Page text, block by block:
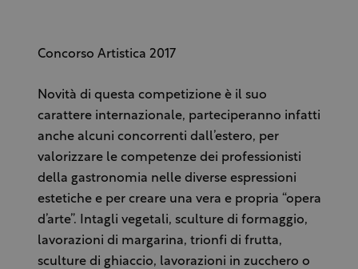
Concorso Artistica 2017
Novità di questa competizione è il suo
carattere internazionale, parteciperanno infatti
anche alcuni concorrenti dall’estero, per
valorizzare le competenze dei professionisti
della gastronomia nelle diverse espressioni
estetiche e per creare una vera e propria “opera
d’arte”. Intagli vegetali, sculture di formaggio,
lavorazioni di margarina, trionfi di frutta,
sculture di ghiaccio, lavorazioni in zucchero o